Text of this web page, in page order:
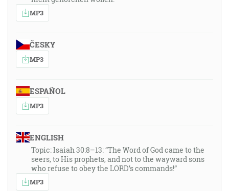
MP3
ČESKY
MP3
ESPAÑOL
MP3
ENGLISH
Topic: Isaiah 30:8–13: “The Word of God came to the
seers, to His prophets, and not to the wayward sons
who refuse to obey the LORD’s commands!”
MP3